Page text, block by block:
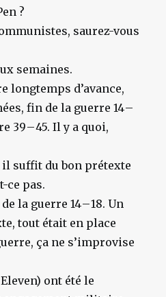
?
saurez-vous
semaines.
longtemps d’avance,
fin de la guerre 14 –
39 – 45. Il y a quoi,
il suffit du bon prétexte
ce pas.
la guerre 14 – 18. Un
tout était en place
ça ne s’improvise
ont été le